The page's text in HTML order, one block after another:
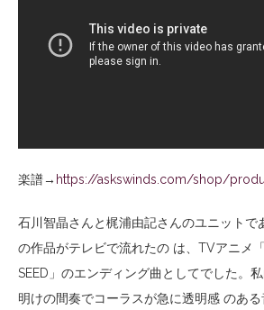
楽譜→ https://askswinds.com/shop/
石川智晶さんと梶浦由記さんのユニットで
の作品がテレビで流れたの は、TVアニメ
SEED」のエンディング曲としてでした。
明けの間奏でコーラスが急に透明感 のあ